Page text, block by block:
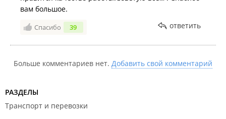
вам большое.
Спасибо 39 ответить
Больше комментариев нет. Добавить свой комментарий
РАЗДЕЛЫ
Транспорт и перевозки